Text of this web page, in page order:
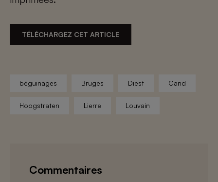
TÉLÉCHARGEZ CET ARTICLE
béguinages Bruges Diest Gand
Hoogstraten Lierre Louvain
Commentaires